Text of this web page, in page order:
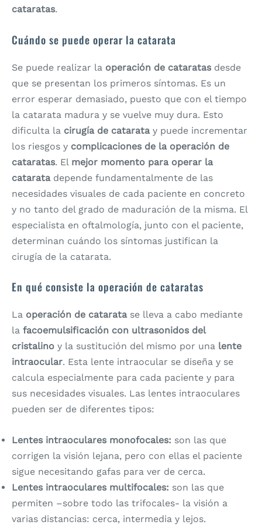
cataratas.
Cuándo se puede operar la catarata
Se puede realizar la operación de cataratasdesde
que se presentan los primeros síntomas. Es un
error esperar demasiado, puesto que con el tiempo
la catarata madura y se vuelve muy dura. Esto
dificulta la cirugía de cataratay puede incrementar
los riesgos y complicaciones de la operación de
cataratas. El mejor momento para operar la
cataratadepende fundamentalmente de las
necesidades visuales de cada paciente en concreto
y no tanto del grado de maduración de la misma. El
especialista en oftalmología, junto con el paciente,
determinan cuándo los síntomas justifican la
cirugía de la catarata.
En qué consiste la operación de cataratas
La operación de cataratase lleva a cabo mediante
la facoemulsificación con ultrasonidos del
cristalino y la sustitución del mismo por una lente
intraocular. Esta lente intraocular se diseña y se
calcula especialmente para cada paciente y para
sus necesidades visuales. Las lentes intraoculares
pueden ser de diferentes tipos:
Lentes intraoculares monofocales: son las que
corrigen la visión lejana, pero con ellas el paciente
sigue necesitando gafas para ver de cerca.
Lentes intraoculares multifocales: son las que
permiten –sobre todo las trifocales- la visión a
varias distancias: cerca, intermedia y lejos.